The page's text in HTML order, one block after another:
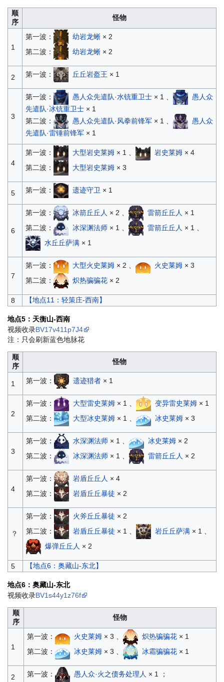
顺
序
怪物
1
第一波： 幼岩龙蜥× 2
第二波：
幼岩龙蜥× 2
2 第一波： 丘丘岩盔王 × 1
3
第一波： 愚人众先遣队·水铳重卫士× 1 、
愚人众
先遣队·冰铳重卫士× 1
第二波：
愚人众先遣队·风拳前锋军× 1 、
愚人众
先遣队·雷锤前锋军× 1
4
第一波： 大型岩史莱姆× 1 、 岩史莱姆× 4
第二波：
大型岩史莱姆× 3
5 第一波： 遗迹守卫 × 1
6
第一波： 冰箭丘丘人 × 2 、 雷箭丘丘人 × 1
第二波：
冰深渊法师× 1 、 雷箭丘丘人 × 1 、
水丘丘萨满× 1
7
第一波： 大型火史莱姆× 2 、 火史莱姆× 3
第二波：
炽热骗骗花× 2
8 【地点11：轻策庄-西南】
地点5：天衡山-西南
视频收录BV17v411p7J4
注：只会刷新蓝色地脉花
顺
序
怪物
1 第一波： 遗迹猎者× 1
2
第一波： 大型雷史莱姆× 1 、 变异雷史莱姆× 1
第二波：
大型冰史莱姆× 1 、 冰史莱姆× 3
3
第一波： 水深渊法师× 1 、 冰史莱姆× 2
第二波：
冰深渊法师× 1 、 雷箭丘丘人 × 2
4
第一波： 岩盾丘丘人 × 4
第二波：
岩盾丘丘暴徒 × 2
？
第一波： 火斧丘丘暴徒 × 2
第二波：
岩盾丘丘暴徒 × 1 、 岩丘丘萨满× 1 、
爆弹丘丘人 × 2
5 【地点6：奥藏山-东北】
地点6：奥藏山-东北
视频收录BV1s44y1z76f
顺
序
怪物
1
第一波： 火史莱姆× 3 、 炽热骗骗花× 1
第二波：
冰史莱姆× 3 、 冰霜骗骗花× 1
2 第一波： 愚人众·火之债务处理人 × 1 ；